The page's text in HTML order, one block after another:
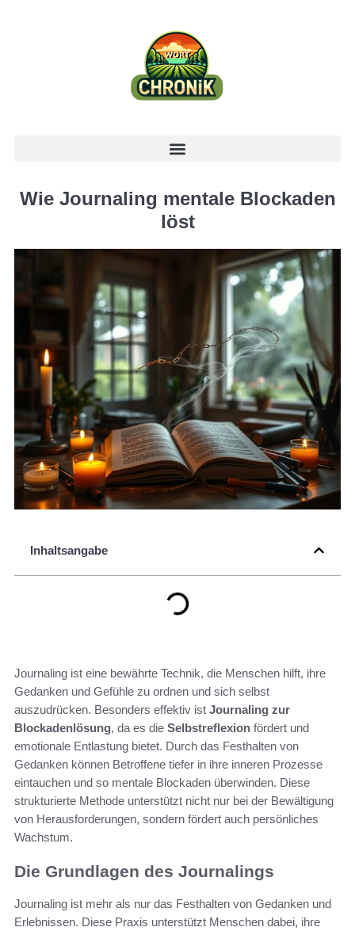
Wie Journaling mentale Blockaden
löst
Inhaltsangabe
Journaling ist eine bewährte Technik, die Menschen hilft, ihre
Gedanken und Gefühle zu ordnen und sich selbst
auszudrücken. Besonders effektiv ist Journaling zur
Blockadenlösung, da es die Selbstreflexion fördert und
emotionale Entlastung bietet. Durch das Festhalten von
Gedanken können Betroffene tiefer in ihre inneren Prozesse
eintauchen und so mentale Blockaden überwinden. Diese
strukturierte Methode unterstützt nicht nur bei der Bewältigung
von Herausforderungen, sondern fördert auch persönliches
Wachstum.
Die Grundlagen des Journalings
Journaling ist mehr als nur das Festhalten von Gedanken und
Erlebnissen. Diese Praxis unterstützt Menschen dabei, ihre